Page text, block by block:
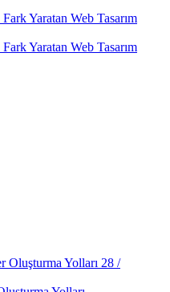
ve Yaratıcılığın
Anahtarı
Yükselişi ve Alesta
Çözümler
Önemi
Mobil Dünyada Yükselen
Dünyada Öne Çıkın!
Rehber
28 /